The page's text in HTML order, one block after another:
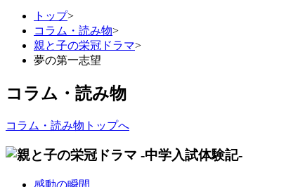
トップ>
コラム・読み物>
親と子の栄冠ドラマ>
夢の第一志望
コラム・読み物
コラム・読み物トップへ